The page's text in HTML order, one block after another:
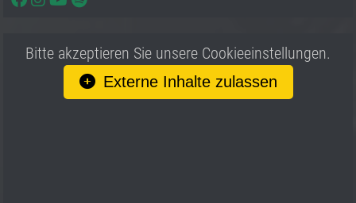
Bitte akzeptieren Sie unsere Cookieeinstellungen.
Externe Inhalte zulassen